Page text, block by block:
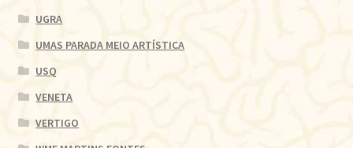
UGRA
UMAS PARADA MEIO ARTÍSTICA
USQ
VENETA
VERTIGO